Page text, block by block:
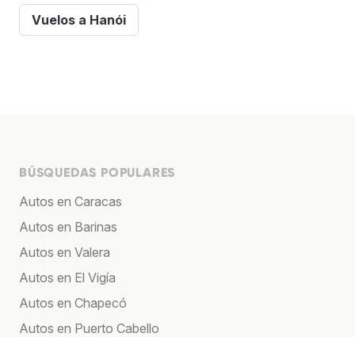
Vuelos a Hanói
BÚSQUEDAS POPULARES
Autos en Caracas
Autos en Barinas
Autos en Valera
Autos en El Vigía
Autos en Chapecó
Autos en Puerto Cabello